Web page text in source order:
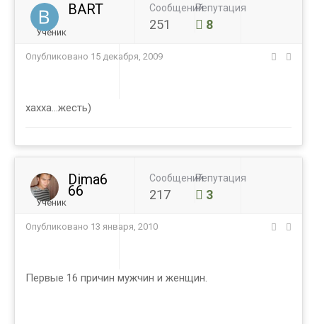
BART
Ученик
Сообщений
251
Репутация
8
Опубликовано 15 декабря, 2009
хахха...жесть)
Dima6
66
Ученик
Сообщений
217
Репутация
3
Опубликовано 13 января, 2010
Первые 16 причин мужчин и женщин.